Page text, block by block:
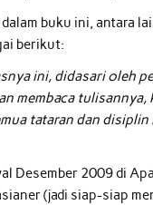
buku ini, antara
berikut:
ini, didasari oleh
membaca
tataran dan disiplin
Desember 2009 di
(jadi siap-siap